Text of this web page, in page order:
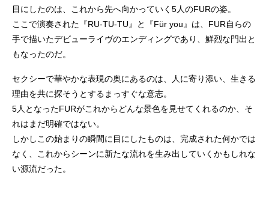
目にしたのは、これから先へ向かっていく5人のFURの姿。
ここで演奏された『RU-TU-TU』と『Für you』は、FUR自らの
手で描いたデビューライヴのエンディングであり、鮮烈な門出と
もなったのだ。
セクシーで華やかな表現の奥にあるのは、人に寄り添い、生きる
理由を共に探そうとするまっすぐな意志。
5人となったFURがこれからどんな景色を見せてくれるのか、そ
れはまだ明確ではない。
しかしこの始まりの瞬間に目にしたものは、完成された何かでは
なく、これからシーンに新たな流れを生み出していくかもしれな
い源流だった。